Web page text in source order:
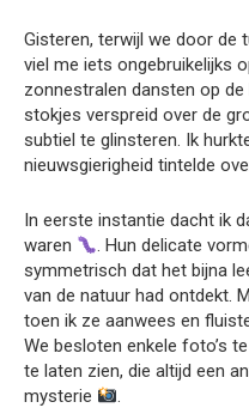
Gisteren, terwijl we door de
viel me iets ongebruikelijks
zonnestralen dansten op
stokjes verspreid over de
subtiel te glinsteren. Ik
nieuwsgierigheid tintelde
In eerste instantie dacht ik
waren
. Hun delicate
symmetrisch dat het bijna
van de natuur had ontdekt.
toen ik ze aanwees en
We besloten enkele foto’s
te laten zien, die altijd een
mysterie
.